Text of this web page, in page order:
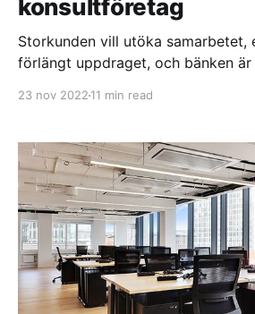
konsultföretag
Storkunden vill utöka samarbetet,
förlängt uppdraget, och bänken
kommer in till den där härliga
23 nov 2022 11 min read